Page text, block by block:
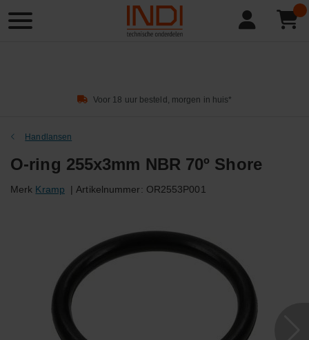
Product
zoeken
Voor 18 uur besteld, morgen in huis*
Handlansen
O-ring 255x3mm NBR 70º Shore
Merk Kramp | Artikelnummer: OR2553P001